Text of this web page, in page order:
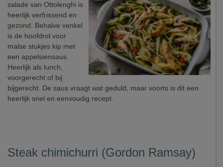
salade van Ottolenghi is
heerlijk verfrissend en
gezond. Behalve venkel
is de hoofdrol voor
malse stukjes kip met
een appelsiensaus.
Heerlijk als lunch,
voorgerecht of bij
bijgerecht. De saus vraagt wat geduld, maar voorts is dit een
heerlijk snel en eenvoudig recept.
Steak chimichurri (Gordon Ramsay)